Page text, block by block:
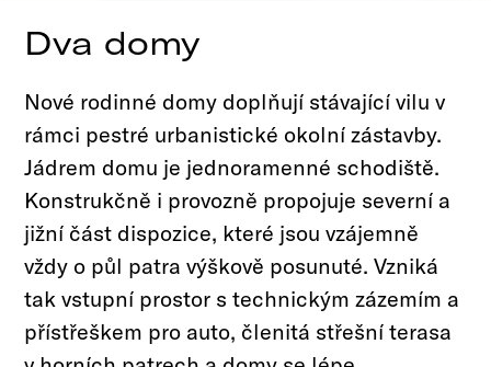
Dva domy
Nové rodinné domy doplňují stávající vilu v
rámci pestré urbanistické okolní zástavby.
Jádrem domu je jednoramenné schodiště.
Konstrukčně i provozně propojuje severní a
jižní část dispozice, které jsou vzájemně
vždy o půl patra výškově posunuté. Vzniká
tak vstupní prostor s technickým zázemím a
přístřeškem pro auto, členitá střešní terasa